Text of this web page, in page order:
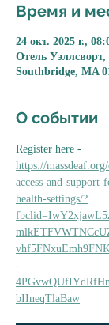
Время и
24 окт. 2025 г.,
Отель Уэллсворт,
Southbridge, MA
О событии
Register here -
https://
access-and-
health-settings/?
-
bIIneqTlaBaw